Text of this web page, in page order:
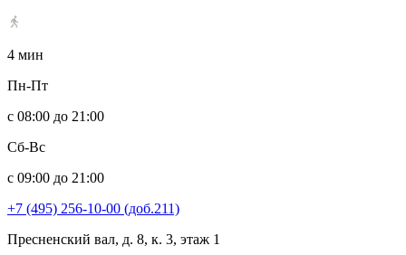
4 мин
Пн-Пт
с 08:00 до 21:00
Сб-Вс
с 09:00 до 21:00
+7 (495) 256-10-00 (доб.211)
Пресненский вал, д. 8, к. 3, этаж 1